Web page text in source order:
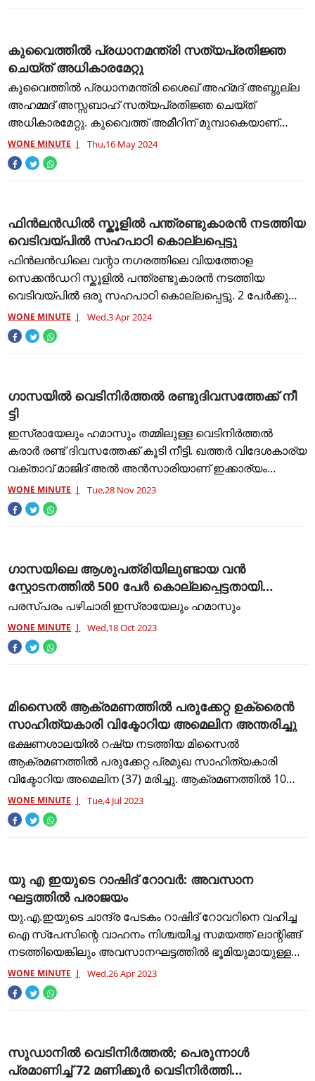
കുവൈത്തിൽ പ്രധാനമന്ത്രി സത്യപ്രതിജ്ഞ
ചെയ്ത് അധികാരമേറ്റു
കുവൈത്തിൽ പ്രധാനമന്ത്രി ശൈഖ് അഹ്‌മദ് അബ്ദുല്ല
അഹമ്മദ് അസ്സബാഹ് സത്യപ്രതിജ്ഞ ചെയ്ത്
അധികാരമേറ്റു. കുവൈത്ത് അമീറിന് മുമ്പാകെയാണ്
പ്രധാനമന്ത്രിയും മറ്റു മന്ത്രിമാരും സത്യപ്രതിജ്ഞ
ചെയ്തത്. ആദ്യം പ്രധാനമന
WONE MINUTE Thu,16 May 2024
ഫിൻലൻഡിൽ സ്കൂളിൽ പന്ത്രണ്ടുകാരൻ നടത്തിയ
വെടിവയ്പിൽ സഹപാഠി കൊല്ലപ്പെട്ടു
ഫിൻലൻഡിലെ വന്റാ നഗരത്തിലെ വിയത്തോള
സെക്കൻഡറി സ്കൂളിൽ പന്ത്രണ്ടുകാരൻ നടത്തിയ
വെടിവയ്പിൽ ഒരു സഹപാഠി കൊല്ലപ്പെട്ടു. 2 പേർക്കു
ഗുരുതരമായി പരുക്കേറ്റു. വെടിവച്ച ബാലനെ തോക്കു
സഹിതം പൊലീസ് പിടികൂടി. എണ്ണൂറോ
WONE MINUTE Wed,3 Apr 2024
ഗാസയില്‍ വെടിനിര്‍ത്തല്‍ ര​ണ്ടു​ദി​വ​സ​ത്തേ​ക്ക് നീ​
ട്ടി
ഇസ്രായേലും ഹമാസും തമ്മിലുള്ള വെടിനിർത്തൽ
കരാർ രണ്ട് ദിവസത്തേക്ക് കൂടി നീട്ടി. ഖത്തർ വിദേശകാര്യ
വക്താവ് മാജിദ് അൽ അൻസാരിയാണ് ഇക്കാര്യം
അറിയിച്ചത്. വെള്ളിയാഴ്ച ആരംഭിച്ച നാലുദിവസത്തെ
വെടിനിർത്തലിന്‍റെ ക
WONE MINUTE Tue,28 Nov 2023
ഗാസയിലെ ആശുപത്രിയിലുണ്ടായ വൻ
സ്ഫോടനത്തിൽ 500 പേർ കൊല്ലപ്പെട്ടതായി
റിപ്പോർട്ട്
പരസ്പരം പഴിചാരി ഇസ്രായേലും ഹമാസും
WONE MINUTE Wed,18 Oct 2023
മിസൈൽ ആക്രമണത്തിൽ പരുക്കേറ്റ ഉക്രൈൻ
സാഹിത്യകാരി വിക്ടോറിയ അമെലിന അന്തരിച്ചു
ഭക്ഷണശാലയിൽ റഷ്യ നടത്തിയ മിസൈൽ
ആക്രമണത്തിൽ പരുക്കേറ്റ പ്രമുഖ സാഹിത്യകാരി
വിക്ടോറിയ അമെലിന (37) മരിച്ചു. ആക്രമണത്തിൽ 10
പേർ അന്നുതന്നെ കൊല്ലപ്പെട്ടു. 61 പേർക്കു പരുക്കേറ്റു.
ആക്രമണത്തിന് റഷ്യയെ സഹായിച
WONE MINUTE Tue,4 Jul 2023
യു എ ഇയുടെ റാഷിദ് റോവര്‍: അവസാന
ഘട്ടത്തില്‍ പരാജയം
യു.എ.ഇയുടെ ചാന്ദ്ര പേടകം റാഷിദ് റോവറിനെ വഹിച്ച
ഐ സ്‌പേസിന്റെ വാഹനം നിശ്ചയിച്ച സമയത്ത് ലാന്റിങ്ങ്
നടത്തിയെങ്കിലും അവസാനഘട്ടത്തില്‍ ഭൂമിയുമായുള്ള
ബന്ധം നിലച്ചു. യു.എ.ഇയുടെ ചാന്ദ്ര പര്യവേഷണ
റോവര്‍ ‘റാശി
WONE MINUTE Wed,26 Apr 2023
സുഡാനിൽ വെടിനിർത്തൽ; പെരുന്നാൾ
പ്രമാണിച്ച് 72 മണിക്കൂർ വെടിനിർത്തി